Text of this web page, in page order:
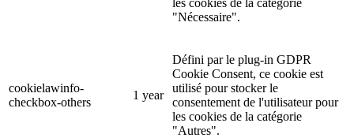
"Nécessaire".
cookielawinfo-
checkbox-others
1 year
Défini par le plug-in GDPR
Cookie Consent, ce cookie est
utilisé pour stocker le
consentement de l'utilisateur pour
les cookies de la catégorie
"Autres".